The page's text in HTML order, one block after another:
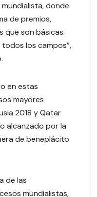
donde
de premios,
que son básicas
los campos”,
en estas
mayores
2018 y Qatar
alcanzado por la
de beneplácito
de las
mundialistas,